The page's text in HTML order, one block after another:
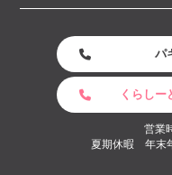
パ
くらしー
営業
夏期休暇 年末